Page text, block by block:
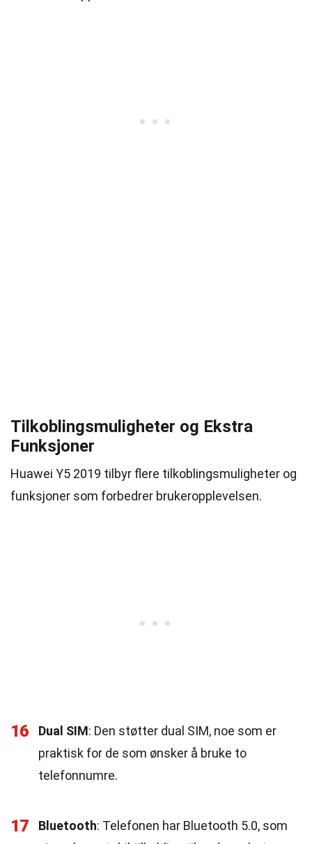
Tilkoblingsmuligheter og Ekstra
Funksjoner
Huawei Y5 2019 tilbyr flere tilkoblingsmuligheter og
funksjoner som forbedrer brukeropplevelsen.
16 Dual SIM: Den støtter dual SIM, noe som er
praktisk for de som ønsker å bruke to
telefonnumre.
17 Bluetooth: Telefonen har Bluetooth 5.0, som